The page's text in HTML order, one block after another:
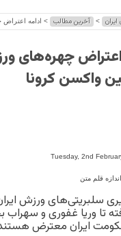
> آخرین مطالب > ادامه
اعتراض چهره‌های
واکسن کرونا
Tuesday, 2nd
اندازه قلم متن
سلبریتی‌های ورزش ایران
تا وریا غفوری و
ایران معترض